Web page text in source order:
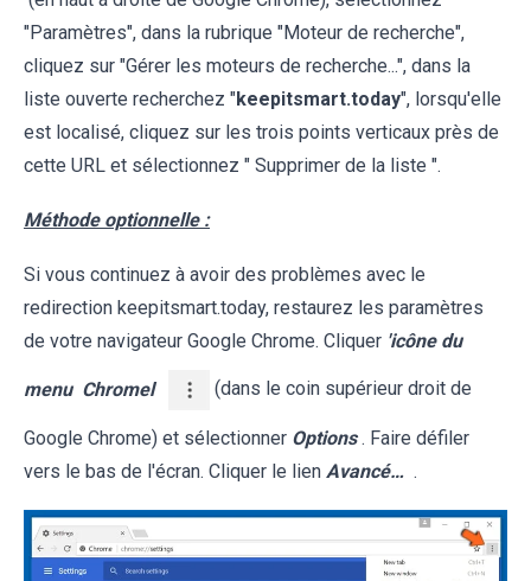
"Paramètres", dans la rubrique "Moteur de recherche",
cliquez sur "Gérer les moteurs de recherche...", dans la
liste ouverte recherchez "keepitsmart.today", lorsqu'elle
est localisé, cliquez sur les trois points verticaux près de
cette URL et sélectionnez " Supprimer de la liste ".
Méthode optionnelle :
Si vous continuez à avoir des problèmes avec le
redirection keepitsmart.today, restaurez les paramètres
de votre navigateur Google Chrome. Cliquer 'icône du
menu Chromel (dans le coin supérieur droit de
Google Chrome) et sélectionner Options . Faire défiler
vers le bas de l'écran. Cliquer le lien Avancé… .